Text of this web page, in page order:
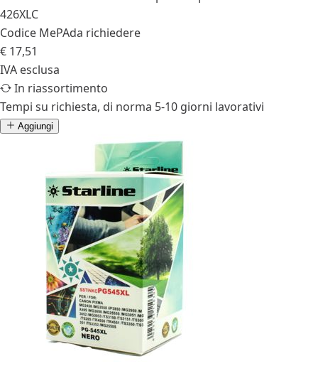
426XLC
Codice MePAda richiedere
€ 17,51
IVA esclusa
In riassortimento
Tempi su richiesta, di norma 5-10 giorni lavorativi
Aggiungi